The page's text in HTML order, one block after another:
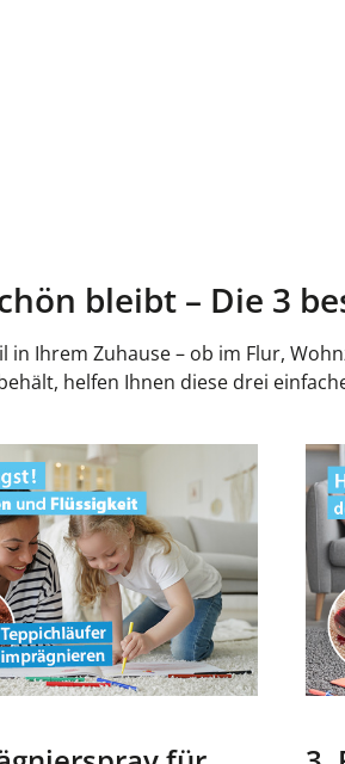
bleibt – Die 3
Ihrem Zuhause – ob im Flur,
helfen Ihnen diese drei